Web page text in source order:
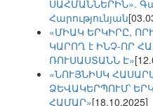
ՍԱՀՄԱՆՆԵՐԻՆ».
Հարությունյան
«ՄԻԱԿ ԵՐԿԻՐԸ,
ԿԱՐՈՂ է ԻՆՉ-ՈՐ
ՌՈՒՍԱՍՏԱՆՆ Է»
«ՆՈՒՅՆԻՍԿ
ՁԵՎԱԿԵՐՊՈՒՄ՝
ՀԱՄԱՐ»[18.10.2025]